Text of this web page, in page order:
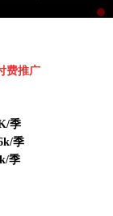
费推广
季
季
季